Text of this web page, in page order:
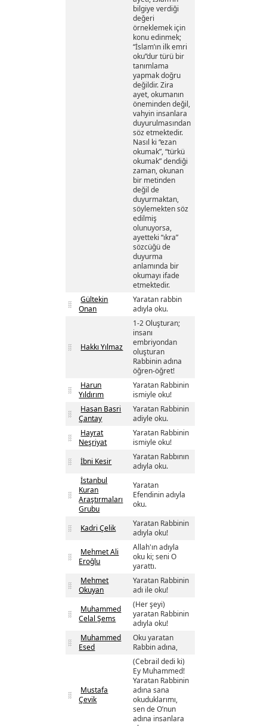
bilgiye verdiği
değeri
örneklemek için
konu edinmek;
“İslam’ın ilk emri
oku”dur türü bir
tanımlama
yapmak doğru
değildir. Zira
ayet, okumanın
öneminden değil,
vahyin insanlara
duyurulmasından
söz etmektedir.
Nasıl ki “ezan
okumak”, “türkü
okumak” dendiği
zaman, okunan
bir metinden
değil de
duyurmaktan,
söylemekten söz
edilmiş
olunuyorsa,
ayetteki “ıkra”
sözcüğü de
duyurma
anlamında bir
okumayı ifade
etmektedir.
Gültekin
Onan
Yaratan rabbin
adıyla oku.
Hakkı Yılmaz
1-2 Oluşturan;
insanı
embriyondan
oluşturan
Rabbinin adına
öğren-öğret!
Harun
Yıldırım
Yaratan Rabbinin
ismiyle oku!
Hasan Basri
Çantay
Yaratan Rabbinin
adiyle oku.
Hayrat
Neşriyat
Yaratan Rabbinin
ismiyle oku!
İbni Kesir
Yaratan Rabbının
adıyla oku.
İstanbul
Kuran
Araştırmaları
Grubu
Yaratan
Efendinin adıyla
oku.
Kadri Çelik
Yaratan Rabbinin
adıyla oku!
Mehmet Ali
Eroğlu
Allah'ın adıyla
oku ki; seni O
yarattı.
Mehmet
Okuyan
Yaratan Rabbinin
adı ile oku!
Muhammed
Celal Şems
(Her şeyi)
yaratan Rabbinin
adıyla oku!
Muhammed
Esed
Oku yaratan
Rabbin adına,
Mustafa
Çevik
(Cebrail dedi ki)
Ey Muhammed!
Yaratan Rabbinin
adına sana
okuduklarımı,
sen de O’nun
adına insanlara